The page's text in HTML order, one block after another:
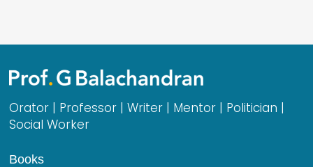
Orator | Professor | Writer | Mentor | Politician |
Social Worker
Books